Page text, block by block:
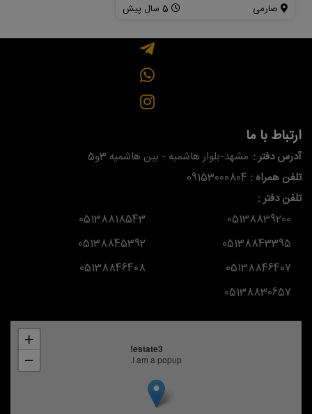
5 سال پیش
صارمی
estate3!
I am a popup.
+
−
ارتباط با ما
آدرس دفتر : مشهد-بلوار هاشمیه - بین هاشمیه 3و5
تلفن همراه : 09153000804
تلفن دفتر :
05138839200
05138818543
05138843395
05138845392
05138846407
05138846408
05138830657